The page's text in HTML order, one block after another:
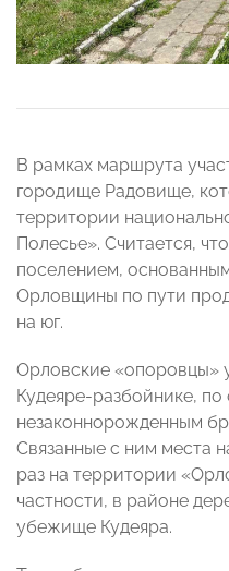
В рамках маршрута
городище Радовище,
территории
Полесье». Считается,
поселением,
Орловщины по пути
на юг.
Орловские «опоровцы»
Кудеяре-разбойнике, по
незаконнорожденным
Связанные с ним места
раз на территории
частности, в районе
убежище Кудеяра.